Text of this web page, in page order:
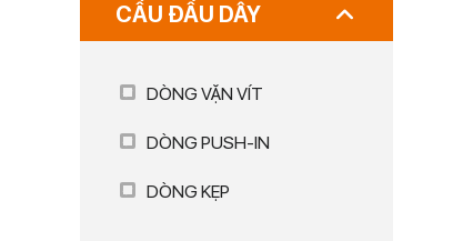
CẦU ĐẤU DÂY
DÒNG VẶN VÍT
DÒNG PUSH-IN
DÒNG KẸP